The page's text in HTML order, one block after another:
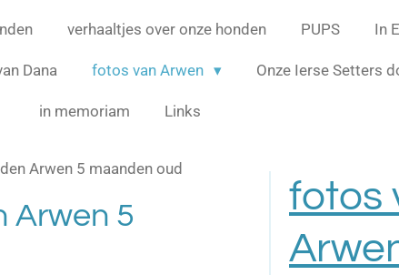
verhaaltjes over onze honden PUPS In
Dana fotos van Arwen Onze Ierse Setters
in memoriam Links
Arwen 5 maanden oud
Arwen 5
fotos